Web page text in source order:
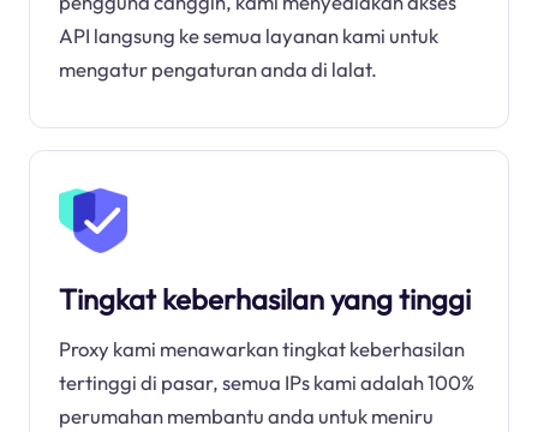
API langsung ke semua layanan kami untuk
mengatur pengaturan anda di lalat.
Tingkat keberhasilan yang tinggi
Proxy kami menawarkan tingkat keberhasilan
tertinggi di pasar, semua IPs kami adalah 100%
perumahan membantu anda untuk meniru